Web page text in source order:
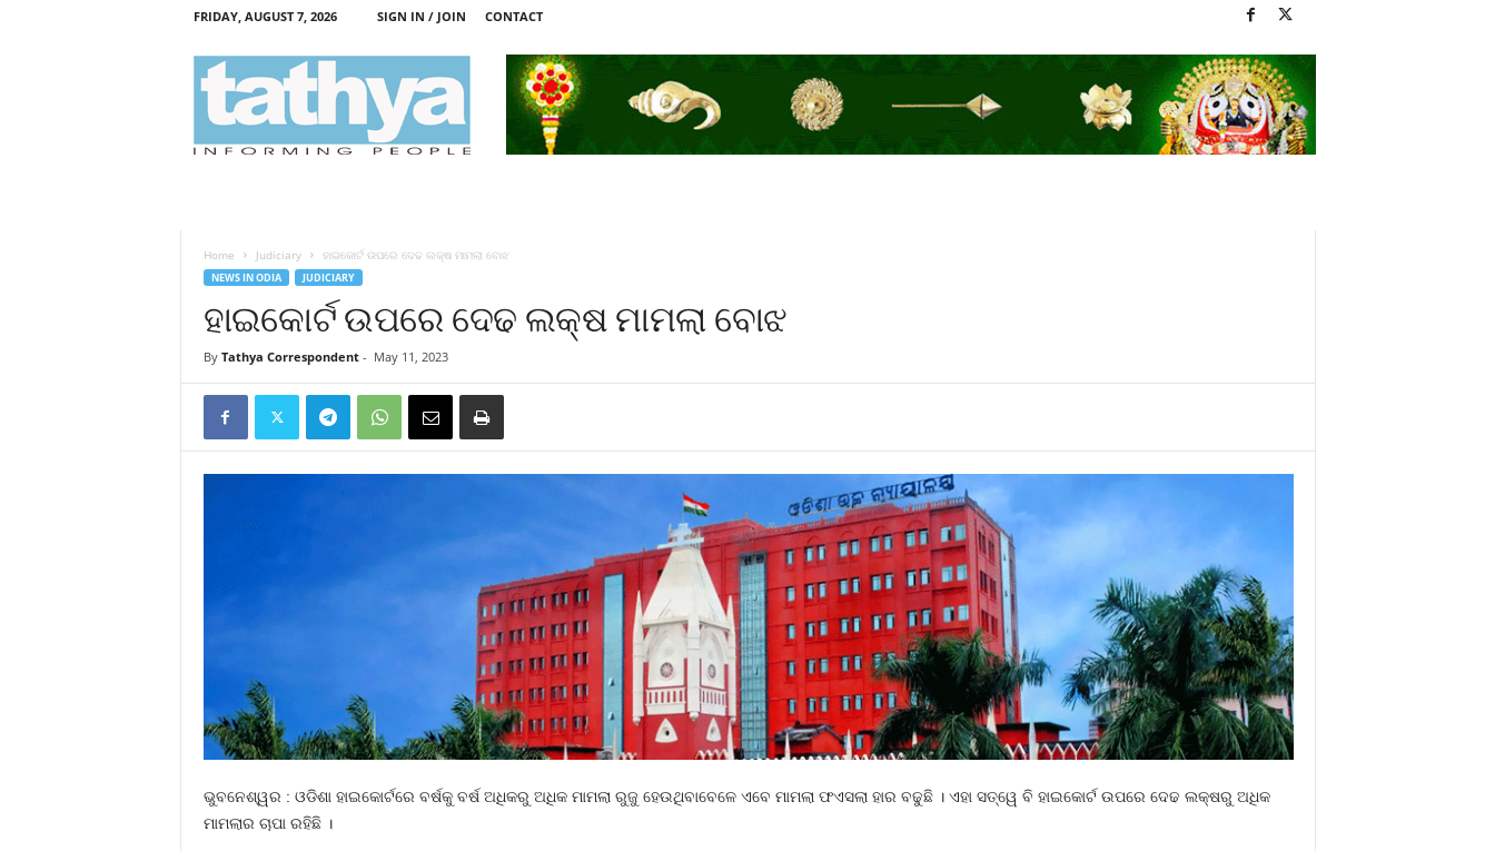
FRIDAY, AUGUST 7, 2026 SIGN IN / JOIN CONTACT
Home Judiciary ହାଇକୋର୍ଟ ଉପରେ ଦେଢ ଲକ୍ଷ ମାମଲା ବୋଝ
NEWS IN ODIA JUDICIARY
ହାଇକୋର୍ଟ ଉପରେ ଦେଢ ଲକ୍ଷ ମାମଲା ବୋଝ
By Tathya Correspondent- May 11, 2023
ଭୁବନେଶ୍ୱର : ଓଡିଶା ହାଇକୋର୍ଟରେ ବର୍ଷକୁ ବର୍ଷ ଅଧିକରୁ ଅଧିକ ମାମଲା ରୁଜୁ ହେଉଥିବାବେଳେ ଏବେ ମାମଲା ଫଏସଲା ହାର ବଢୁଛି । ଏହା ସତ୍ୱେ ବି ହାଇକୋର୍ଟ ଉପରେ ଦେଢ ଲକ୍ଷରୁ ଅଧିକ
ମାମଲାର ଚାପା ରହିଛି ।